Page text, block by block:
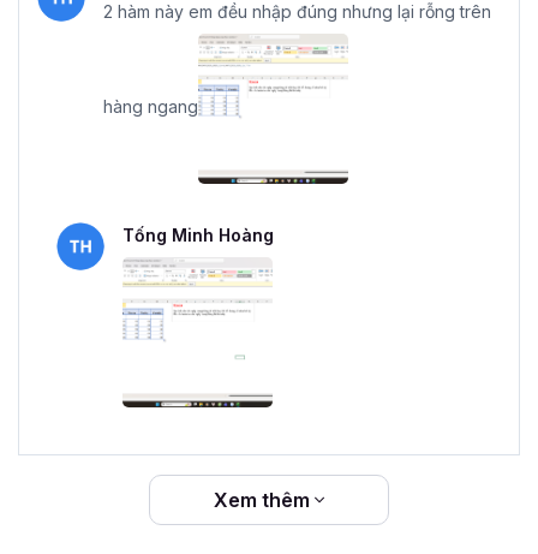
2 hàm này em đều nhập đúng nhưng lại rỗng trên
hàng ngang
Tống Minh Hoàng
Xem thêm